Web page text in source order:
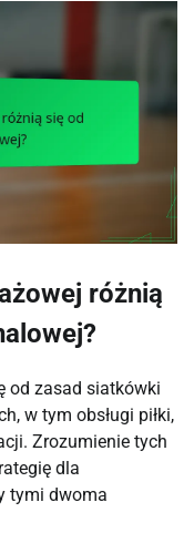
różnią
od zasad siatkówki
w tym obsługi piłki,
Zrozumienie tych
dla
tymi dwoma